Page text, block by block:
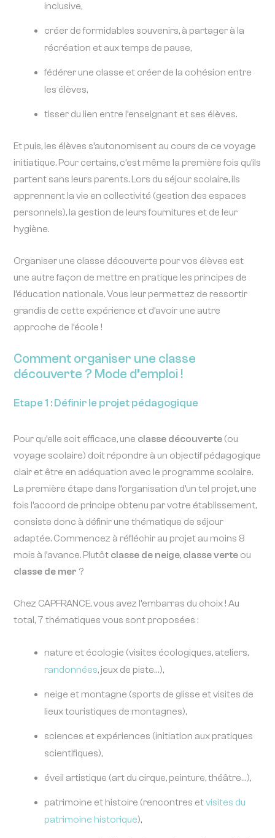
inclusive,
créer de formidables souvenirs, à partager à la
récréation et aux temps de pause,
fédérer une classe et créer de la cohésion entre
les élèves,
tisser du lien entre l’enseignant et ses élèves.
Et puis, les élèves s’autonomisent au cours de ce voyage
initiatique. Pour certains, c’est même la première fois qu’ils
partent sans leurs parents. Lors du séjour scolaire, ils
apprennent la vie en collectivité (gestion des espaces
personnels), la gestion de leurs fournitures et de leur
hygiène.
Organiser une classe découverte pour vos élèves est
une autre façon de mettre en pratique les principes de
l’éducation nationale. Vous leur permettez de ressortir
grandis de cette expérience et d’avoir une autre
approche de l’école !
Comment organiser une classe
découverte ? Mode d’emploi !
Etape 1 : Définir le projet pédagogique
Pour qu’elle soit efficace, une classe découverte (ou
voyage scolaire) doit répondre à un objectif pédagogique
clair et être en adéquation avec le programme scolaire.
La première étape dans l’organisation d’un tel projet, une
fois l’accord de principe obtenu par votre établissement,
consiste donc à définir une thématique de séjour
adaptée. Commencez à réfléchir au projet au moins 8
mois à l’avance. Plutôt classe de neige, classe verte ou
classe de mer ?
Chez CAPFRANCE, vous avez l’embarras du choix ! Au
total, 7 thématiques vous sont proposées :
nature et écologie (visites écologiques, ateliers,
randonnées, jeux de piste…),
neige et montagne (sports de glisse et visites de
lieux touristiques de montagnes),
sciences et expériences (initiation aux pratiques
scientifiques),
éveil artistique (art du cirque, peinture, théâtre…),
patrimoine et histoire (rencontres etvisites du
patrimoine historique),